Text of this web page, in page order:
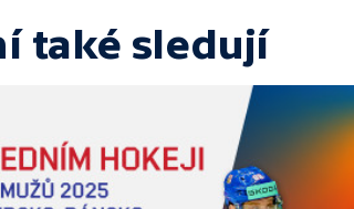
také sledují